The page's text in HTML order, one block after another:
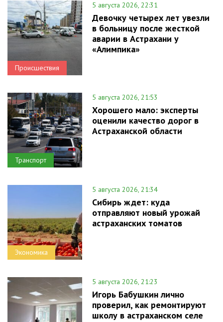
Происшествия
5 августа 2026, 22:31
Девочку четырех лет увезли
в больницу после жесткой
аварии в Астрахани у
«Алимпика»
Транспорт
5 августа 2026, 21:53
Хорошего мало: эксперты
оценили качество дорог в
Астраханской области
Экономика
5 августа 2026, 21:34
Сибирь ждет: куда
отправляют новый урожай
астраханских томатов
5 августа 2026, 21:23
Игорь Бабушкин лично
проверил, как ремонтируют
школу в астраханском селе